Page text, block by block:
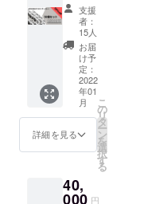
【ケラ
チン
ブース
ト＋ 12
個セッ
ト】ど
ちらを
購入い
ただい
ても、
6500円
す。ご
迷惑を
ト＋ 50
個セッ
ト】 人
毛から
特殊製
法によ
り抽出
したケ
ラチン
蛋白を
パウ
ダー
化。
プーや
トリー
支援
者：
15人
お届
け予
定：
2022
年01
月
詳細を見る
こ
の
リ
タ
ー
ン
を
選
択
す
る
40,
000 円